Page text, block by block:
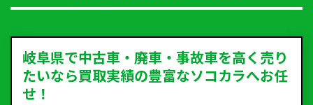
岐阜県で中古車・廃車・事故車を高く売り
たいなら買取実績の豊富なソコカラへお任
せ！